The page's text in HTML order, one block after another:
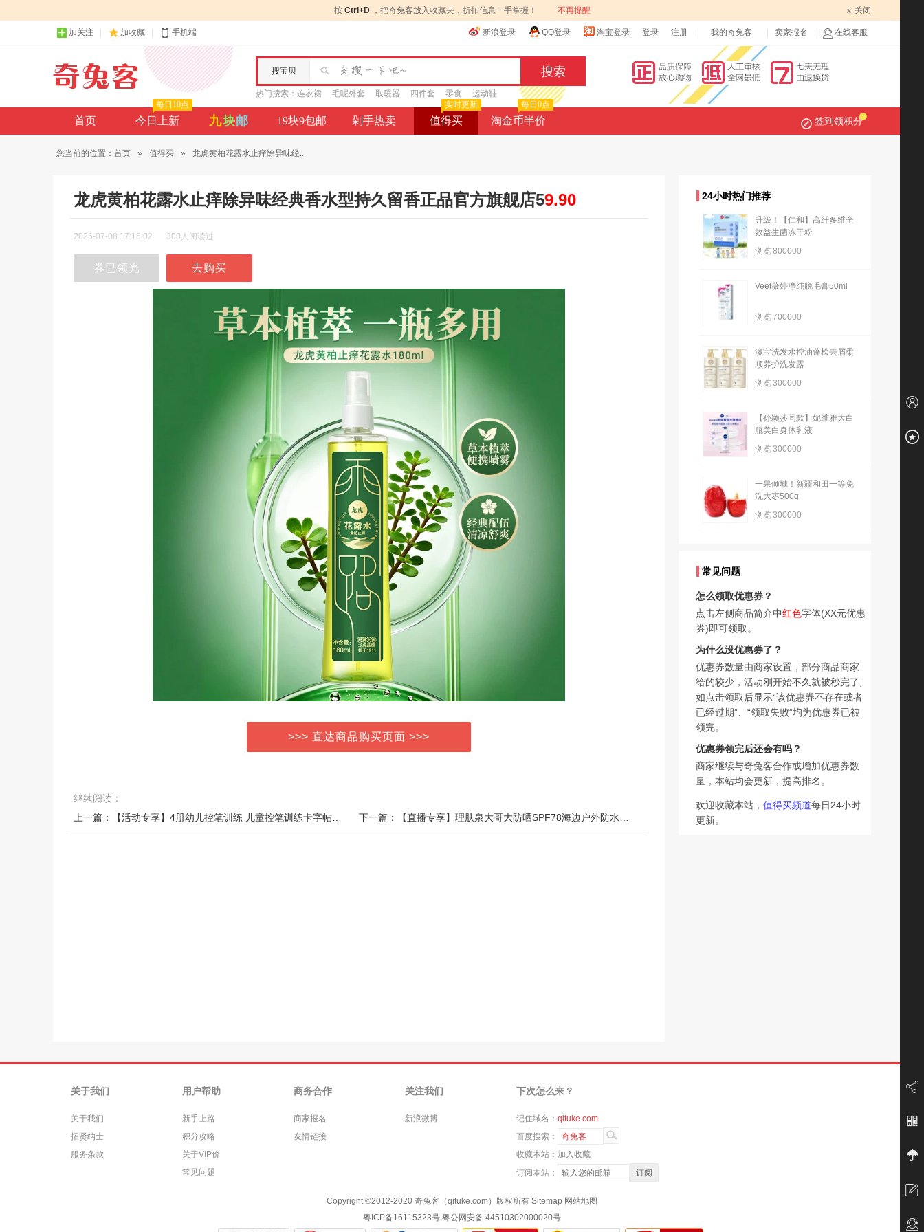
按 Ctrl+D ，把奇兔客放入收藏夹，折扣信息一手掌握！ 不再提醒 x 关闭
加关注 加收藏 手机端 新浪登录 QQ登录 淘宝登录 登录 注册 我的奇兔客 卖家报名 在线客服
搜宝贝
热门搜索： 连衣裙 毛呢外套 取暖器 四件套 零食 运动鞋
首页 今日上新
每日10点
九块邮 19块9包邮 剁手热卖 值得买
实时更新
淘金币半价
每日0点
签到领积分
您当前的位置： 首页 » 值得买 » 龙虎黄柏花露水止痒除异味经...
龙虎黄柏花露水止痒除异味经典香水型持久留香正品官方旗舰店59.90
2026-07-08 17:16:02 300人阅读过
券已领光 去购买
>>> 直达商品购买页面 >>>
继续阅读：
24小时热门推荐
升级！【仁和】高纤多维全
效益生菌冻干粉
浏览800000
Veet薇婷净纯脱毛膏50ml
浏览700000
澳宝洗发水控油蓬松去屑柔
顺养护洗发露
浏览300000
【孙颖莎同款】妮维雅大白
瓶美白身体乳液
浏览300000
一果倾城！新疆和田一等免
洗大枣500g
浏览300000
常见问题
怎么领取优惠券？
点击左侧商品简介中红色字体(XX元优惠
券)即可领取。
为什么没优惠券了？
优惠券数量由商家设置，部分商品商家
给的较少，活动刚开始不久就被秒完了;
如点击领取后显示“该优惠券不存在或者
已经过期”、“领取失败”均为优惠券已被
领完。
优惠券领完后还会有吗？
商家继续与奇兔客合作或增加优惠券数
量，本站均会更新，提高排名。
欢迎收藏本站， 值得买频道每日24小时
更新。
关于我们
关于我们
招贤纳士
服务条款
用户帮助
新手上路
积分攻略
关于VIP价
常见问题
商务合作
商家报名
友情链接
关注我们
新浪微博
下次怎么来？
记住域名： qituke.com
百度搜索：
奇兔客
收藏本站： 加入收藏
订阅本站：
Copyright ©2012-2020 奇兔客（qituke.com）版权所有 Sitemap 网站地图
粤ICP备16115323号 粤公网安备 44510302000020号